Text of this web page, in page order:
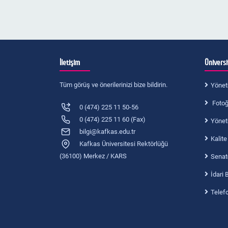
İletişim
Tüm görüş ve önerilerinizi bize bildirin.
0 (474) 225 11 50-56
0 (474) 225 11 60 (Fax)
bilgi@kafkas.edu.tr
Kafkas Üniversitesi Rektörlüğü
(36100) Merkez / KARS
İdari